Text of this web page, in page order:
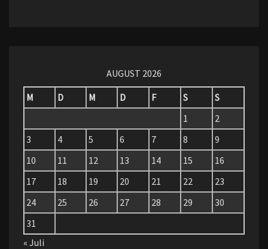
AUGUST 2026
M
D M D F S
S
1
2
3
4 5 6 7 8
9
10
11 12 13 14 15
16
17
18 19 20 21 22
23
24
25 26 27 28 29
30
31
« Juli